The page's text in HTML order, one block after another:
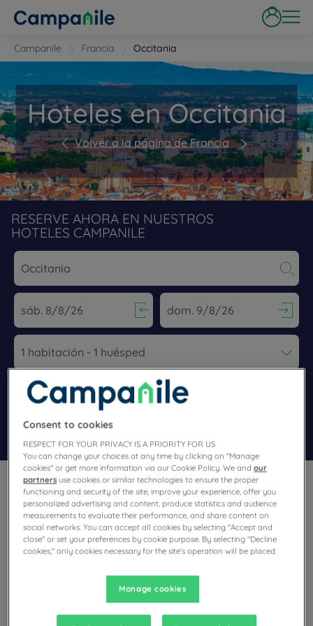
Campanile Francia Occitania
Hoteles en Occitania
Volver a la página de Francia
RESERVE AHORA EN NUESTROS
HOTELES CAMPANILE
Navigate forward to interact with the calendar and select a
Navigate backward to interact
Encontrar un hotel
Añadir un código especial
¿Tiene previsto visitar Occitania y busca un hotel? Campanile
le ofrece habitaciones cómodas y le invita a disfrutar de
Consent to cookies
RESPECT FOR YOUR PRIVACY IS A PRIORITY FOR US
You can change your choices at any time by clicking on "Manage
cookies" or get more information via our Cookie Policy. We andour
partners use cookies or similar technologies to ensure the proper
functioning and security of the site, improve your experience, offer you
personalized advertising and content, produce statistics and audience
measurements to evaluate their performance, and share content on
social networks. You can accept all cookies by selecting "Accept and
close" or set your preferences by cookie purpose. By selecting "Decline
cookies," only cookies necessary for the site's operation will be placed.
Manage cookies